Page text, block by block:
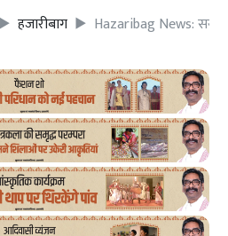
हजारीबाग Hazaribag News: सरहुल